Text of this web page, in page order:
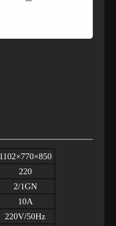
1102×770×850
220
2/1GN
10A
220V/50Hz